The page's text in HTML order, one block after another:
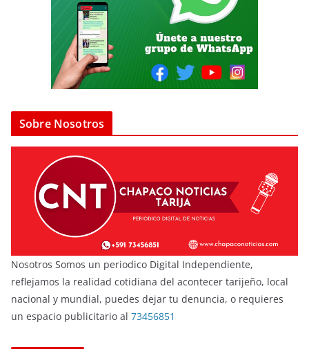
Sobre Nosotros
Nosotros Somos un periodico Digital Independiente,
reflejamos la realidad cotidiana del acontecer tarijeño, local
nacional y mundial, puedes dejar tu denuncia, o requieres
un espacio publicitario al 73456851